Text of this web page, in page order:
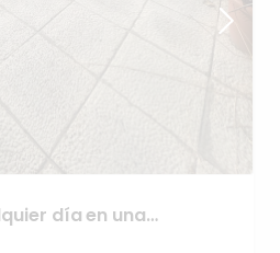
díaen una